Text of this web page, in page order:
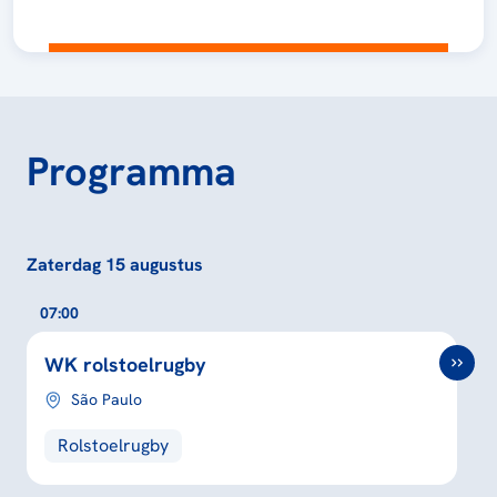
Programma
Zaterdag 15 augustus
07:00
WK rolstoelrugby
São Paulo
Rolstoelrugby